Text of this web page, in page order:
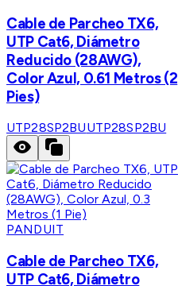
Cable de Parcheo TX6,
UTP Cat6, Diámetro
Reducido (28AWG),
Color Azul, 0.61 Metros (2
Pies)
UTP28SP2BUUTP28SP2BU
PANDUIT
Cable de Parcheo TX6,
UTP Cat6, Diámetro